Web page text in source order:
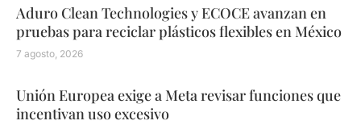
Aduro Clean Technologies y ECOCE avanzan en
pruebas para reciclar plásticos flexibles en México
7 agosto, 2026
Unión Europea exige a Meta revisar funciones que
incentivan uso excesivo